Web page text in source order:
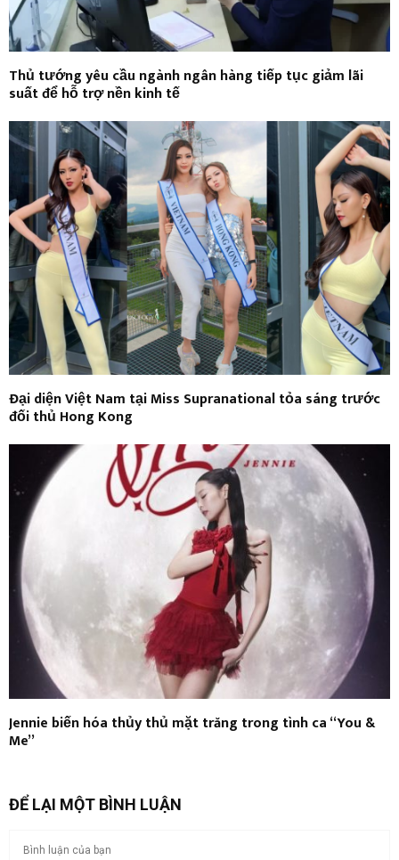
Thủ tướng yêu cầu ngành ngân hàng tiếp tục giảm lãi
suất để hỗ trợ nền kinh tế
Đại diện Việt Nam tại Miss Supranational tỏa sáng trước
đối thủ Hong Kong
Jennie biến hóa thủy thủ mặt trăng trong tình ca “You &
Me”
ĐỂ LẠI MỘT BÌNH LUẬN